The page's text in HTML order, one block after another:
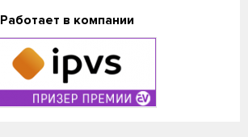
Работает в компании